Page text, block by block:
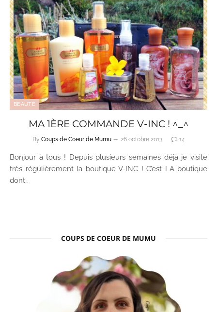
BEAUTÉ
MA 1ÈRE COMMANDE V-INC ! ^_^
By Coups de Coeur de Mumu 26 octobre 2013 14
Bonjour à tous ! Depuis plusieurs semaines déjà je visite
très régulièrement la boutique V-INC ! C’est LA boutique
dont…
COUPS DE COEUR DE MUMU